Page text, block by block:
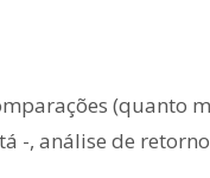
(quanto
-, análise de